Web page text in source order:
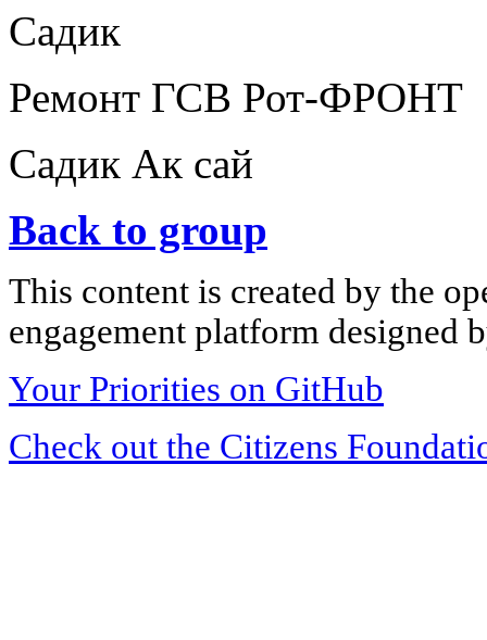
Садик
Ремонт ГСВ Рот-ФРОНТ
Садик Ак сай
Back to group
This content is created by the
engagement platform designed
Your Priorities on GitHub
Check out the Citizens